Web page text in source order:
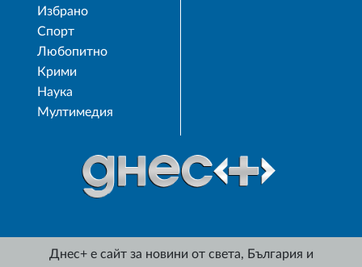
Избрано
Спорт
Любопитно
Крими
Наука
Мултимедия
Днес+ е сайт за новини от света, България и